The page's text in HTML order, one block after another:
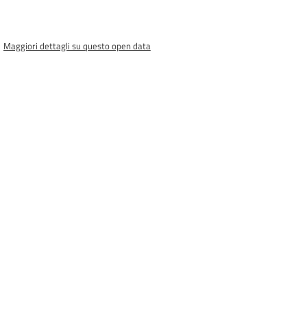
Maggiori dettagli su questo open data